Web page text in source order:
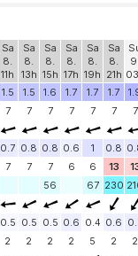
Sa
8.
11h
Sa
8.
13h
Sa
8.
15h
Sa
8.
17h
Sa
8.
19h
Sa
8.
21h
1.5 1.5 1.6 1.7 1.7 1.7
7 7 7 7 7 7 7
0.7 0.8 0.8 0.6 1 0.8
7 7 7 6 6 13
56 67 230
0.5 0.5 0.5 0.6 0.4 0.6
2 2 2 2 5 2 2